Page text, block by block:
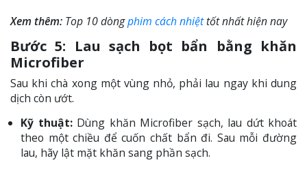
Xem thêm: Top 10 dòngphim cách nhiệttốt nhất hiện nay
Bước 5: Lau sạch bọt bẩn bằng khăn
Microfiber
Sau khi chà xong một vùng nhỏ, phải lau ngay khi dung
dịch còn ướt.
Kỹ thuật:Dùng khăn Microfiber sạch, lau dứt khoát
theo một chiều để cuốn chất bẩn đi. Sau mỗi đường
lau, hãy lật mặt khăn sang phần sạch.